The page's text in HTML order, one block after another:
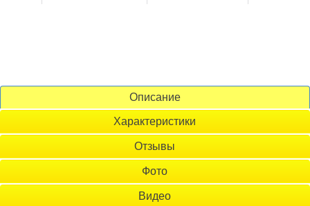
Описание
Характеристики
Отзывы
Фото
Видео